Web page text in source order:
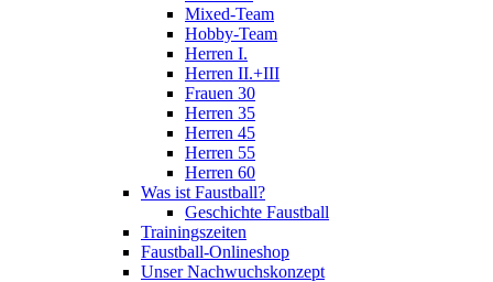
Mixed-Team
Hobby-Team
Herren I.
Herren II.+III
Frauen 30
Herren 35
Herren 45
Herren 55
Herren 60
Was ist Faustball?
Geschichte Faustball
Trainingszeiten
Faustball-Onlineshop
Unser Nachwuchskonzept